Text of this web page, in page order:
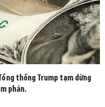
thống Trump tạm dừng
phán.